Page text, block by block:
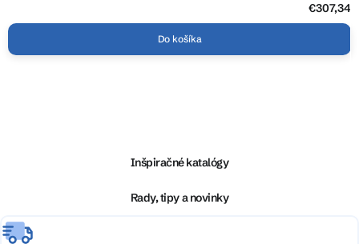
€307,34
Do košíka
e
Inšpiračné katalógy
Rady, tipy a novinky